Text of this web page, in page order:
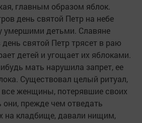
главным образом яблок.
день святой Петр на небе
умершими детьми. Славяне
день святой Петр трясет в раю
детей и угощает их яблоками.
мать нарушила запрет, ее
Существовал целый ритуал,
женщины, потерявшие своих
они, прежде чем отведать
на кладбище, давали нищим,